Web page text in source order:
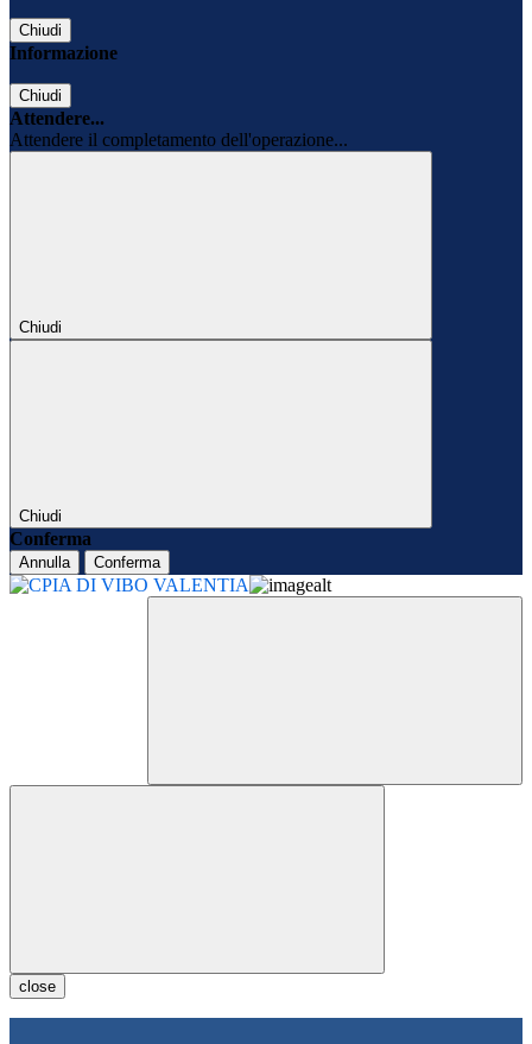
Chiudi
Informazione
Chiudi
Attendere...
Attendere il completamento dell'operazione...
Chiudi
Chiudi
Conferma
Annulla Conferma
close